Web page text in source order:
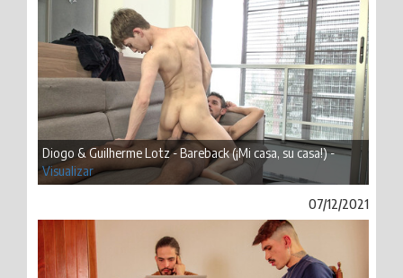
Diogo & Guilherme Lotz - Bareback (¡Mi casa, su casa!) -
Visualizar
07/12/2021